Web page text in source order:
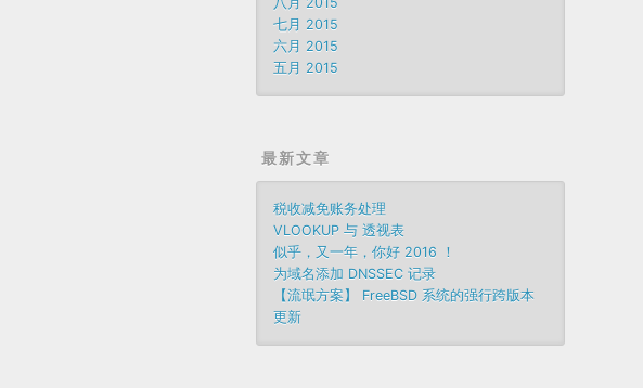
七月 2015
六月 2015
五月 2015
最新文章
税收减免账务处理
VLOOKUP 与 透视表
似乎，又一年，你好 2016 ！
为域名添加 DNSSEC 记录
【流氓方案】 FreeBSD 系统的强行跨版本
更新